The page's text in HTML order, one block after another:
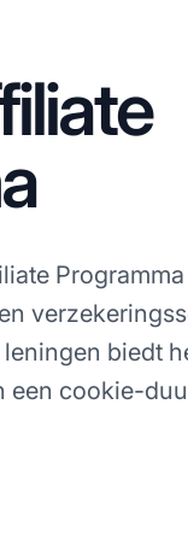
biedt
een cookie-